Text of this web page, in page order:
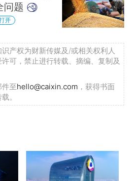
问题
开
产权为财新传媒及/或相关权利人
可，禁止进行转载、摘编、复制及
至hello@caixin.com ，获得书面
。